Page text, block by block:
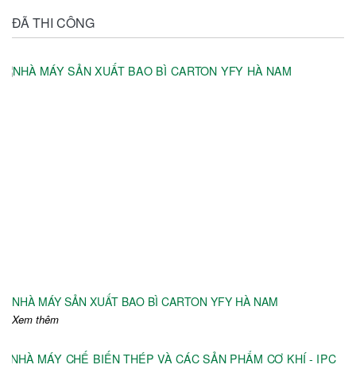
ĐÃ THI CÔNG
NHÀ MÁY SẢN XUẤT BAO BÌ CARTON YFY HÀ NAM
Xem thêm